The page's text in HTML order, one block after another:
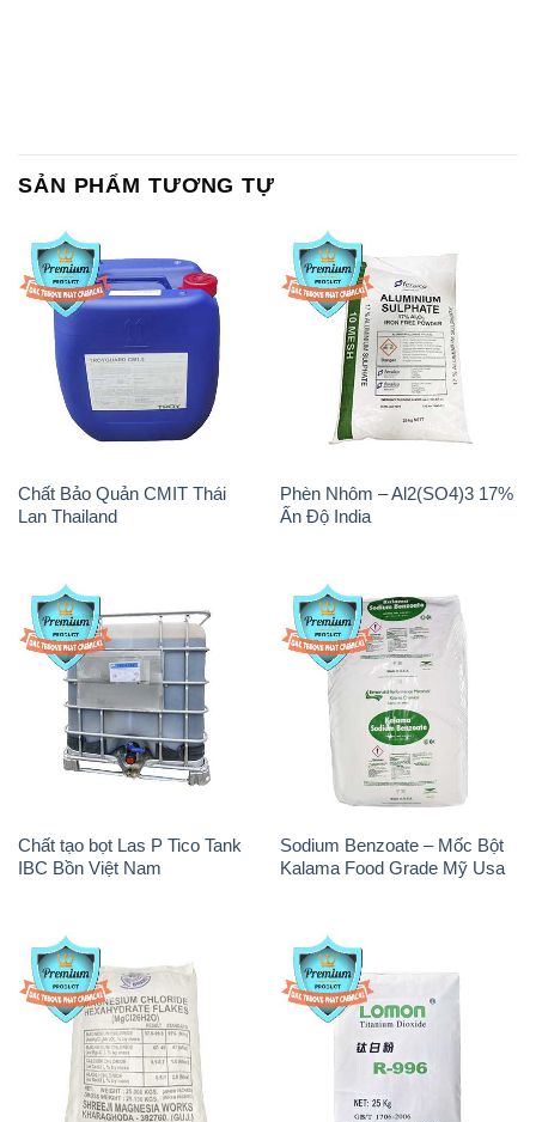
SẢN PHẨM TƯƠNG TỰ
Chất Bảo Quản CMIT Thái
Lan Thailand
Phèn Nhôm – Al2(SO4)3 17%
Ấn Độ India
Chất tạo bọt Las P Tico Tank
IBC Bồn Việt Nam
Sodium Benzoate – Mốc Bột
Kalama Food Grade Mỹ Usa